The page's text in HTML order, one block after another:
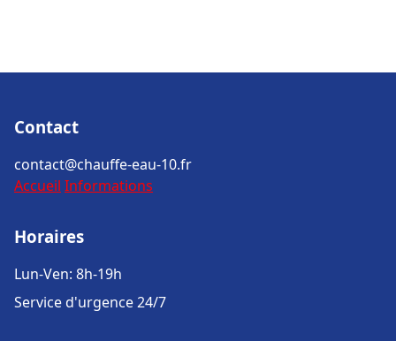
Contact
contact@chauffe-eau-10.fr
Accueil Informations
Horaires
Lun-Ven: 8h-19h
Service d'urgence 24/7